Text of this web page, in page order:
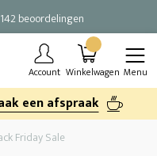
142 beoordelingen
Account Winkelwagen Menu
een afspraak
Friday Sale